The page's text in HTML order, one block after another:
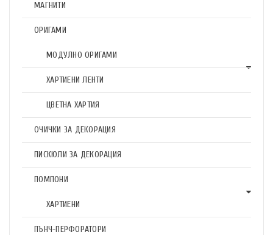
МАГНИТИ
ОРИГАМИ
МОДУЛНО ОРИГАМИ
ХАРТИЕНИ ЛЕНТИ
ЦВЕТНА ХАРТИЯ
ОЧИЧКИ ЗА ДЕКОРАЦИЯ
ПИСКЮЛИ ЗА ДЕКОРАЦИЯ
ПОМПОНИ
ХАРТИЕНИ
ПЪНЧ-ПЕРФОРАТОРИ